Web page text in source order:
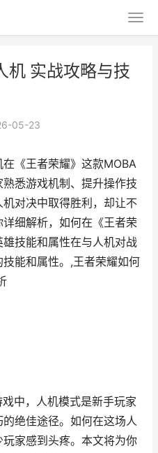
机 实战攻略与技
05-23
《王者荣耀》这款MOBA
悉游戏机制、提升操作技
对决中取得胜利，却让不
细解析，如何在《王者荣
技能和属性在与人机对战
能和属性。,王者荣耀如何
中，人机模式是新手玩家
绝佳途径。如何在这场人
家感到头疼。本文将为你